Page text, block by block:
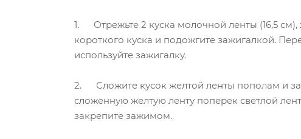
1. Отрежьте 2 куска молочной ленты (16,5
короткого куска и подожгите зажигалкой.
используйте зажигалку.
2. Сложите кусок желтой ленты пополам и
сложенную желтую ленту поперек светлой
закрепите зажимом.